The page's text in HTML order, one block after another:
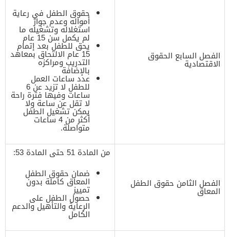
الفصل السابع الحقوق
الاقتصادية
حقوق الطفل في رعاية
أمواله وعدم جواز
استغلاله وتشغيله ما
لم يكمل سن 15 عام
يحق للطفل بعد إتمام
15 عام الالتحاق بمعاهد
التدريب ومراكزه
بالإضافة
عدد ساعات العمل
للطفل لا تزيد عن 6
ساعات وفيها فترة راحة
لا تقل عن ساعة ولا
يمكن تشغيل الطفل
أكثر من 4 ساعات
متواصلة.
الفصل الثامن حقوق الطفل
المعاق
من المادة 51 حتى المادة 53:
ضمان حقوق الطفل
المعاق كاملة بدون
تمييز
حصول الطفل على
الرعاية والتأهيل والدعم
الكامل